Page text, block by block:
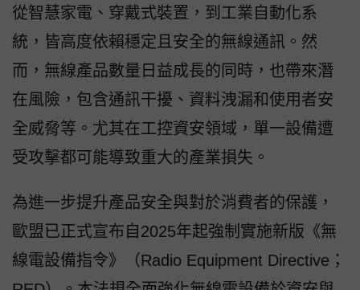
從智慧家電、穿戴式裝置，到工業自動化系
統，皆高度依賴穩定且安全的無線通訊。然
而，無線產品數量日益成長的同時，也帶來潛
在風險，包含通訊干擾、資料洩漏和使用者安
全威脅等。尤其在工控資安領域，單一設備遭
受攻擊都可能導致重大的產業損失。
為進一步提升產品安全與對於消費者的保護，
歐盟已正式宣布自2025年起強制實施新版《無
線電設備指令》（Radio Equipment Directive；